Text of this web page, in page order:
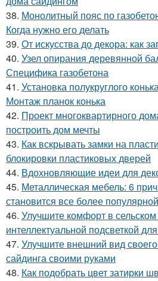
38. Монолитный пояс по
Когда нужно его делать
39. От искусства до декора: как
40. Узел опирания деревянной
Специфика газобетона
41. Установка полукруглого
Монтаж планок конька
42. Проект многоквартирного
построить дом мечты
43. Как вскрывать замки на
блокировки пластиковых дверей
44. Вдохновляющие идеи для
45. Металлическая мебель: 6
становится все более популярной
46. Улучшите комфорт в сельском
интеллектуальной подсветкой
47. Улучшите внешний вид
сайдинга своими руками
48. Как подобрать цвет затирки